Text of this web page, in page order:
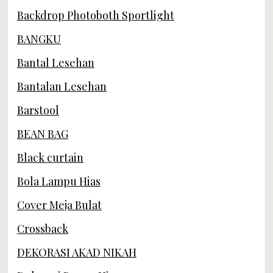
Backdrop Photoboth Sportlight
BANGKU
Bantal Lesehan
Bantalan Lesehan
Barstool
BEAN BAG
Black curtain
Bola Lampu Hias
Cover Meja Bulat
Crossback
DEKORASI AKAD NIKAH